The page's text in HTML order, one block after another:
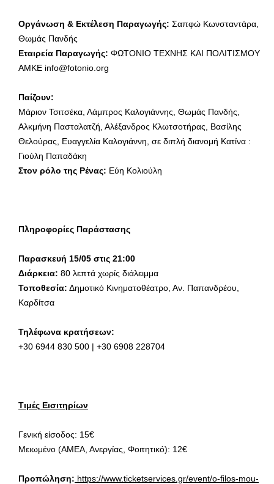
Οργάνωση & Εκτέλεση Παραγωγής: Σαπφώ Κωνσταντάρα,
Θωμάς Πανδής
Εταιρεία Παραγωγής: ΦΩΤΟΝΙΟ ΤΕΧΝΗΣ ΚΑΙ ΠΟΛΙΤΙΣΜΟΥ
ΑΜΚΕ info@fotonio.org
Παίζουν:
Μάριον Τσιτσέκα, Λάμπρος Καλογιάννης, Θωμάς Πανδής,
Αλκμήνη Πασταλατζή, Αλέξανδρος Κλωτσοτήρας, Βασίλης
Θελούρας, Ευαγγελία Καλογιάννη, σε διπλή διανομή Κατίνα :
Γιούλη Παπαδάκη
Στον ρόλο της Ρένας: Εύη Κολιούλη
Πληροφορίες Παράστασης
Παρασκευή 15/05 στις 21:00
Διάρκεια: 80 λεπτά χωρίς διάλειμμα
Τοποθεσία: Δημοτικό Κινηματοθέατρο, Αν. Παπανδρέου,
Καρδίτσα
Τηλέφωνα κρατήσεων:
+30 6944 830 500 | +30 6908 228704
Τιμές Εισιτηρίων
Γενική είσοδος: 15€
Μειωμένο (ΑΜΕΑ, Ανεργίας, Φοιτητικό): 12€
Προπώληση: https://www.ticketservices.gr/event/o-filos-mou-